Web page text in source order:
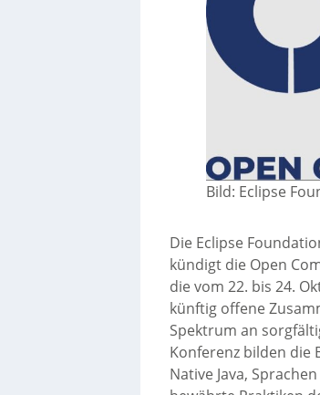
Bild: Eclipse
Die Eclipse
kündigt die Open
die vom 22. bis 24.
künftig offene
Spektrum an
Konferenz bilden die
Native Java,